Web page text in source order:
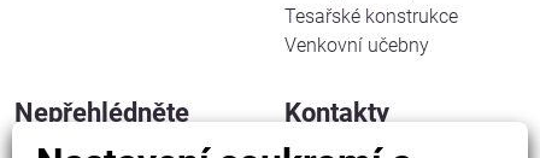
Tesařské konstrukce
Venkovní učebny
Nepřehlédněte Kontakty